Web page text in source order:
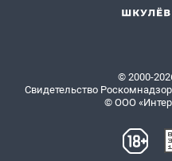
© 2000-
Свидетельство
© ООО